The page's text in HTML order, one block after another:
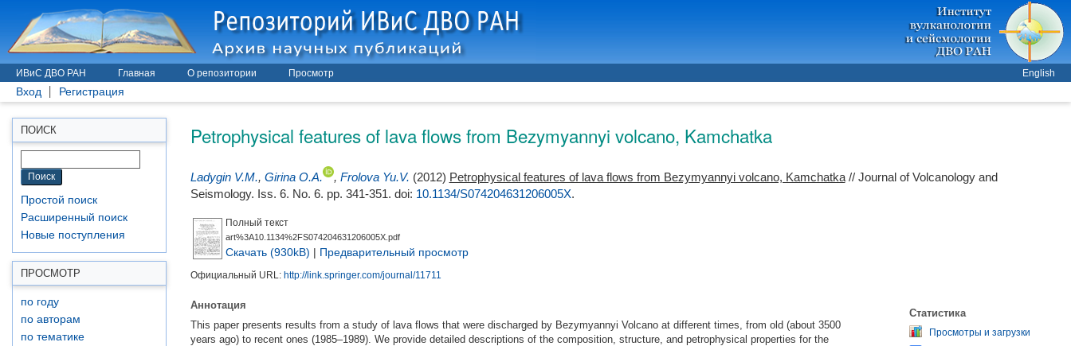
ИВиС ДВО РАН Главная О репозитории Просмотр English
Вход Регистрация
ПОИСК
Простой поиск
Расширенный поиск
Новые поступления
ПРОСМОТР
по году
по авторам
по тематике
Petrophysical features of lava flows from Bezymyannyi volcano, Kamchatka
Ladygin V.М., Girina O.A. , Frolova Yu.V. (2012) Petrophysical features of lava flows from Bezymyannyi volcano, Kamchatka// Journal of Volcanology and
Seismology. Iss. 6. No. 6. pp. 341-351. doi: 10.1134/S074204631206005X.
Полный текст
art%3A10.1134%2FS074204631206005X.pdf
Скачать (930kB) | Предварительный просмотр
Официальный URL: http://link.springer.com/journal/11711
Аннотация
This paper presents results from a study of lava flows that were discharged by Bezymyannyi Volcano at different times, from old (about 3500
years ago) to recent ones (1985–1989). We provide detailed descriptions of the composition, structure, and petrophysical properties for the
Статистика
Просмотры и загрузки